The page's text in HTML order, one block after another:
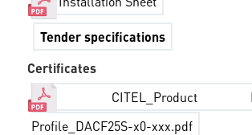
Tender specifications
Certificates
CITEL_Product
Profile_DACF25S-x0-xxx.pdf